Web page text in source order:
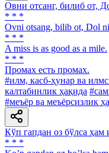
Овни отсанг, билиб от,
* * *
Ovni otsang, bilib ot, Dol
* * *
A miss is as good as a mile.
* * *
Промах есть промах.
#илм, касб-ҳунар ва
калтабинлик ҳақида
#меъёр ва меъёрсизлик
Кўп гапдан оз бўлса
* * *